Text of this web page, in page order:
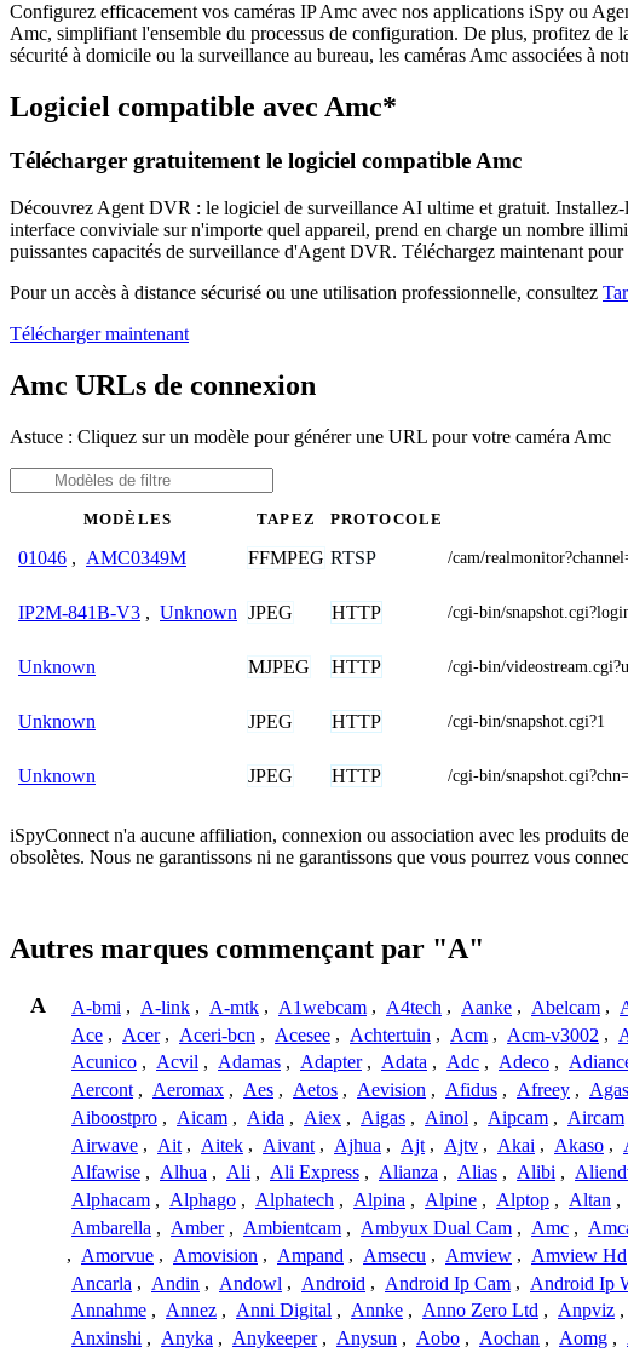
Configurez efficacement vos caméras IP Amc avec nos applications iSpy ou
Amc, simplifiant l'ensemble du processus de configuration. De plus, profitez
sécurité à domicile ou la surveillance au bureau, les caméras Amc associées à
Logiciel compatible avec Amc*
Télécharger gratuitement le logiciel compatible Amc
Découvrez Agent DVR : le logiciel de surveillance AI ultime et gratuit. Installez-
interface conviviale sur n'importe quel appareil, prend en charge un nombre
puissantes capacités de surveillance d'Agent DVR. Téléchargez maintenant
Pour un accès à distance sécurisé ou une utilisation professionnelle, consultez
Télécharger maintenant
Amc URLs de connexion
Astuce : Cliquez sur un modèle pour générer une URL pour votre caméra Amc
MODÈLES TAPEZ PROTOCOLE
01046 , AMC0349M FFMPEG RTSP /cam/
IP2M-841B-V3 , Unknown JPEG HTTP /cgi-bin/
Unknown MJPEG HTTP /cgi-bin/
Unknown JPEG HTTP /cgi-bin/snapshot.cgi?1
Unknown JPEG HTTP /cgi-bin/
iSpyConnect n'a aucune affiliation, connexion ou association avec les produits
obsolètes. Nous ne garantissons ni ne garantissons que vous pourrez vous
Autres marques commençant par "A"
A A-bmi , A-link , A-mtk , A1webcam , A4tech , Aanke , Abelcam ,
Ace , Acer , Aceri-bcn , Acesee , Achtertuin , Acm , Acm-v3002 ,
Acunico , Acvil , Adamas , Adapter , Adata , Adc , Adeco ,
Aercont , Aeromax , Aes , Aetos , Aevision , Afidus , Afreey ,
Aiboostpro , Aicam , Aida , Aiex , Aigas , Ainol , Aipcam , Aircam
Airwave , Ait , Aitek , Aivant , Ajhua , Ajt , Ajtv , Akai , Akaso ,
Alfawise , Alhua , Ali , Ali Express , Alianza , Alias , Alibi ,
Alphacam , Alphago , Alphatech , Alpina , Alpine , Alptop , Altan ,
Ambarella , Amber , Ambientcam , Ambyux Dual Cam , Amc ,
, Amorvue , Amovision , Ampand , Amsecu , Amview , Amview Hd
Ancarla , Andin , Andowl , Android , Android Ip Cam , Android Ip
Annahme , Annez , Anni Digital , Annke , Anno Zero Ltd , Anpviz ,
Anxinshi , Anyka , Anykeeper , Anysun , Aobo , Aochan , Aomg ,